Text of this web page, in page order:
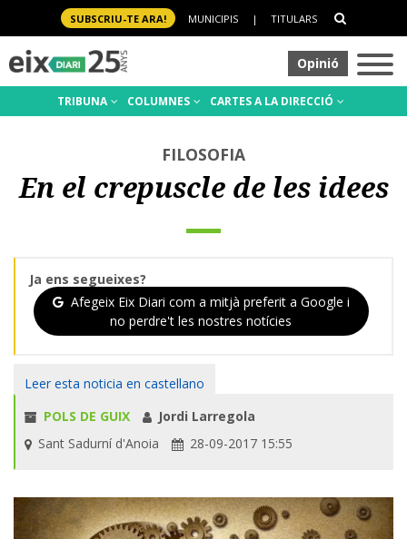
SUBSCRIU-TE ARA! MUNICIPIS | TITULARS
Opinió
TRIBUNA COLUMNES CARTES A LA DIRECCIÓ
FILOSOFIA
En el crepuscle de les idees
Ja ens segueixes?
Afegeix Eix Diari com a mitjà preferit a Google i
no perdre't les nostres notícies
Leer esta noticia en castellano
POLS DE GUIX
Jordi Larregola
Sant Sadurní d'Anoia
28-09-2017 15:55